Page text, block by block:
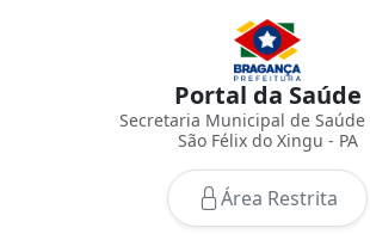
Portal da Saúde
Secretaria Municipal de Saúde
São Félix do Xingu - PA
Área Restrita